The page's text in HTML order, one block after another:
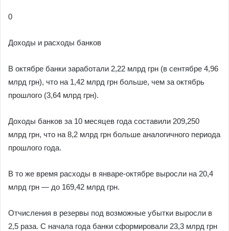
0
Доходы и расходы банков
В октябре банки заработали 2,22 млрд грн (в сентябре 4,96
млрд грн), что на 1,42 млрд грн больше, чем за октябрь
прошлого (3,64 млрд грн).
Доходы банков за 10 месяцев года составили 209,250
млрд грн, что на 8,2 млрд грн больше аналогичного периода
прошлого года.
В то же время расходы в январе-октябре выросли на 20,4
млрд грн — до 169,42 млрд грн.
Отчисления в резервы под возможные убытки выросли в
2,5 раза. С начала года банки сформировали 23,3 млрд грн